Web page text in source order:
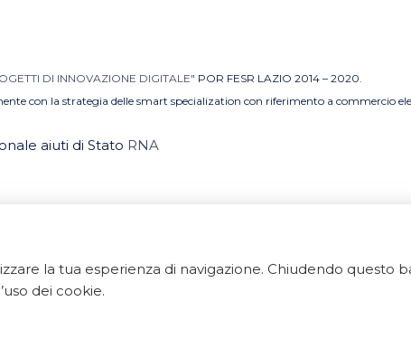
DI INNOVAZIONE DIGITALE" POR FESR LAZIO 2014 – 2020.
con la strategia delle smart specialization con riferimento a commercio
aiuti di Stato RNA
riservati. ArredoBagno.shop è un marchio registrato.
la tua esperienza di navigazione. Chiudendo questo
dei cookie.